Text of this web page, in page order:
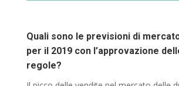
Quali sono le previsioni di
per il 2019 con l’approvazione
regole?